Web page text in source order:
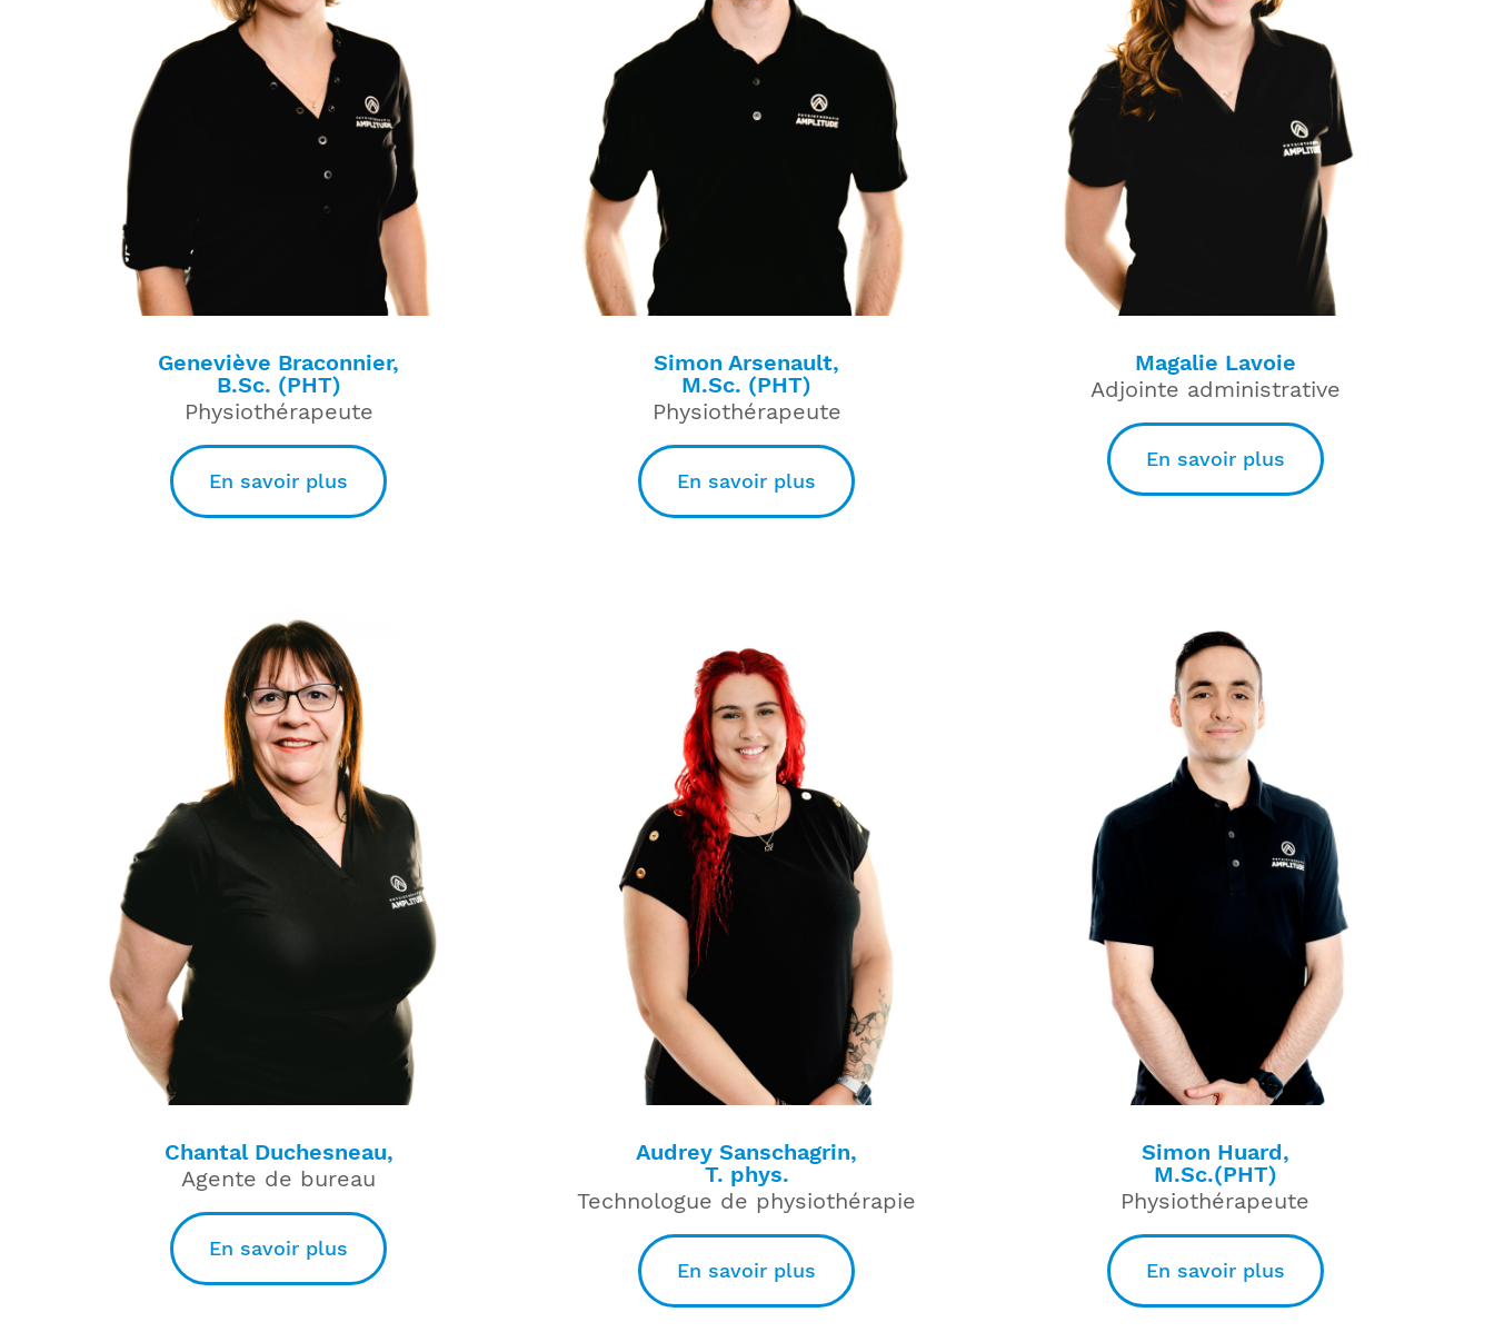
Geneviève Braconnier,
B.Sc. (PHT)
Physiothérapeute
En savoir plus
Simon Arsenault,
M.Sc. (PHT)
Physiothérapeute
En savoir plus
Magalie Lavoie
Adjointe administrative
En savoir plus
Chantal Duchesneau,
Agente de bureau
En savoir plus
Audrey Sanschagrin,
T. phys.
Technologue de physiothérapie
En savoir plus
Simon Huard,
M.Sc.(PHT)
Physiothérapeute
En savoir plus